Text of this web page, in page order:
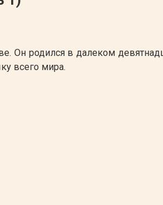
Он родился в далеком
всего мира.